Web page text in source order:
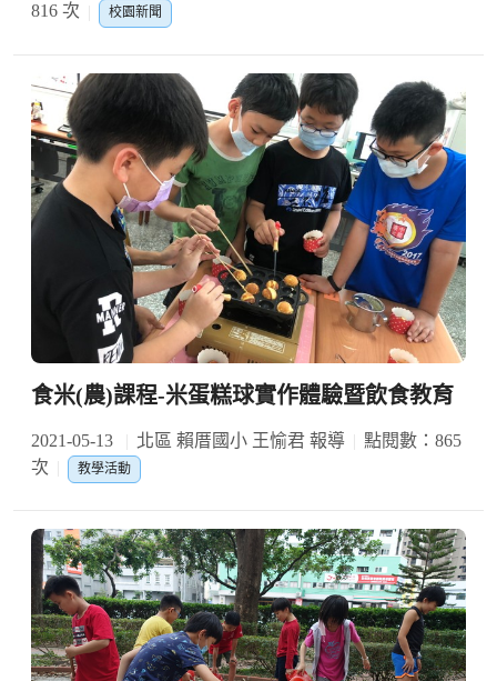
816 次
校園新聞
食米(農)課程-米蛋糕球實作體驗暨飲食教育
2021-05-13 北區 賴厝國小 王愉君 報導
點閱數：865
次
教學活動